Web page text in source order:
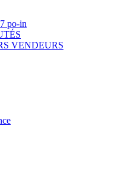
po-in
VENDEURS